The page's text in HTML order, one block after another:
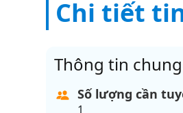
Chi tiết
Thông tin
Số lượng cần
1